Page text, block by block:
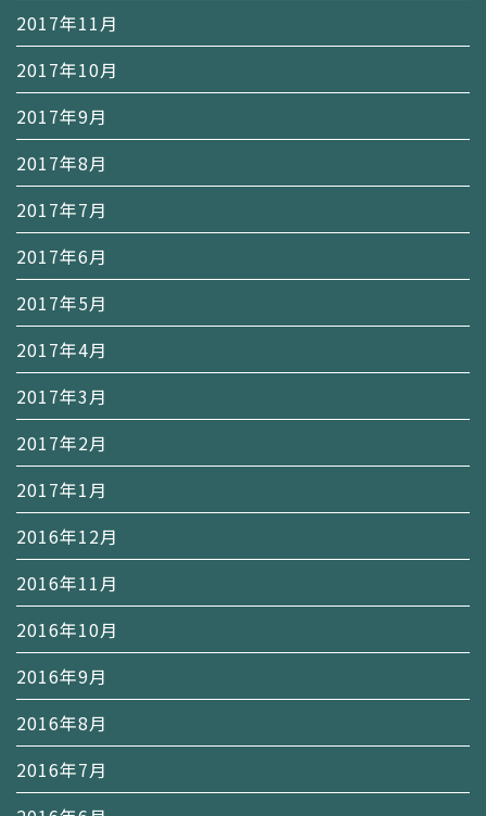
2017年11月
2017年10月
2017年9月
2017年8月
2017年7月
2017年6月
2017年5月
2017年4月
2017年3月
2017年2月
2017年1月
2016年12月
2016年11月
2016年10月
2016年9月
2016年8月
2016年7月